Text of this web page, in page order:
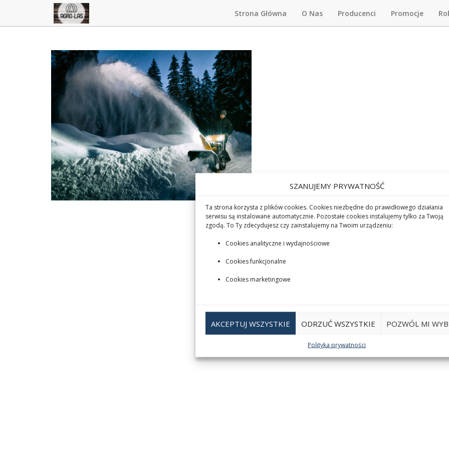
SZANUJEMY PRYWATNOŚĆ
Ta strona korzysta z plików cookies. Cookies niezbędne do prawidłowego działania
serwisu są instalowane automatycznie. Pozostałe cookies instalujemy tylko za Twoją
zgodą. To Ty zdecydujesz czy zainstalujemy na Twoim urządzeniu:
Cookies analityczne i wydajnościowe
Cookies funkcjonalne
Cookies marketingowe
AKCEPTUJ WSZYSTKIE ODRZUĆ WSZYSTKIE POZWÓL MI
Polityka prywatności
Strona Główna O Nas Producenci Promocje